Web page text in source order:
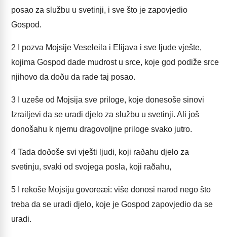
posao za službu u svetinji, i sve što je zapovjedio
Gospod.
2 I pozva Mojsije Veseleila i Elijava i sve ljude vješte,
kojima Gospod dade mudrost u srce, koje god podiže srce
njihovo da doðu da rade taj posao.
3 I uzeše od Mojsija sve priloge, koje donesoše sinovi
Izrailjevi da se uradi djelo za službu u svetinji. Ali još
donošahu k njemu dragovoljne priloge svako jutro.
4 Tada doðoše svi vješti ljudi, koji raðahu djelo za
svetinju, svaki od svojega posla, koji raðahu,
5 I rekoše Mojsiju govoreæi: više donosi narod nego što
treba da se uradi djelo, koje je Gospod zapovjedio da se
uradi.